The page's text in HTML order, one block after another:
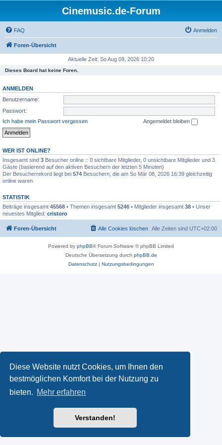
Diese Website nutzt Cookies, um Ihnen den
bestmöglichen Komfort bei der Nutzung zu
bieten. Mehr erfahren
Verstanden!
Cinemusic.de-Forum
FAQ Anmelden
Foren-Übersicht
Aktuelle Zeit: So Aug 09, 2026 10:20
Dieses Board hat keine Foren.
ANMELDEN
Benutzername:
Passwort:
Ich habe mein Passwort vergessen
Angemeldet bleiben
WER IST ONLINE?
Insgesamt sind 3 Besucher online :: 0 sichtbare Mitglieder, 0 unsichtbare Mitglieder und 3
Gäste (basierend auf den aktiven Besuchern der letzten 5 Minuten)
Der Besucherrekord liegt bei 574 Besuchern, die am So Mär 08, 2026 16:39 gleichzeitig
online waren.
STATISTIK
Beiträge insgesamt 45568 • Themen insgesamt 5246 • Mitglieder insgesamt 38 • Unser
neuestes Mitglied: cristoro
Foren-Übersicht Alle Zeiten sind UTC+02:00
Alle Cookies löschen
Powered by phpBB® Forum Software © phpBB Limited
Deutsche Übersetzung durch phpBB.de
Datenschutz| Nutzungsbedingungen